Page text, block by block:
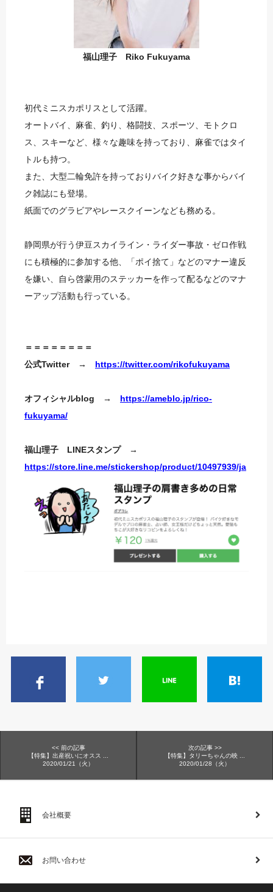
福山理子 Riko Fukuyama
初代ミニスカポリスとして活躍。
オートバイ、麻雀、釣り、格闘技、スポーツ、モトクロ
ス、スキーなど、様々な趣味を持っており、麻雀ではタイ
トルも持つ。
また、大型二輪免許を持っておりバイク好きな事からバイ
ク雑誌にも登場。
紙面でのグラビアやレースクイーンなども務める。
静岡県が行う伊豆スカイライン・ライダー事故・ゼロ作戦
にも積極的に参加する他、「ポイ捨て」などのマナー違反
を嫌い、自ら啓蒙用のステッカーを作って配るなどのマナ
ーアップ活動も行っている。
＝＝＝＝＝＝＝＝
公式Twitter → https://twitter.com/rikofukuyama
オフィシャルblog → https://ameblo.jp/rico-
fukuyama/
福山理子 LINEスタンプ →
https://store.line.me/stickershop/product/10497939/ja
<< 前の記事
【特集】出産祝いにオスス ...
2020/01/21（火）
次の記事 >>
【特集】タリーちゃんの映 ...
2020/01/28（火）
会社概要
お問い合わせ